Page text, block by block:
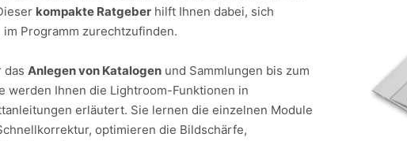
kompakte Ratgeber hilft Ihnen dabei, sich
Programm zurechtzufinden.
das Anlegen von Katalogen und Sammlungen bis zum
werden Ihnen die Lightroom-Funktionen in
erläutert. Sie lernen die einzelnen Module
optimieren die Bildschärfe,